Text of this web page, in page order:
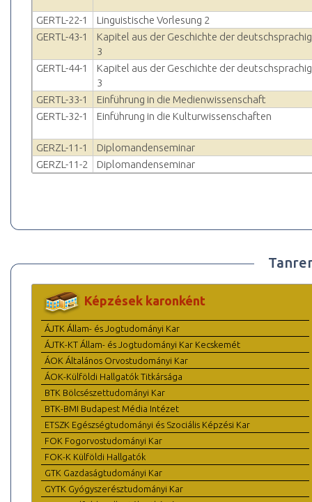
GERTL-22-1
Linguistische Vorlesung 2
GERTL-43-1
Kapitel aus der Geschichte der
3
GERTL-44-1
Kapitel aus der Geschichte der
3
GERTL-33-1
Einführung in die Medienwissenschaft
GERTL-32-1
Einführung in die Kulturwissenschaften
GERZL-11-1
Diplomandenseminar
GERZL-11-2
Diplomandenseminar
Képzések karonként
ÁJTK Állam- és Jogtudományi Kar
ÁJTK-KT Állam- és Jogtudományi Kar Kecskemét
ÁOK Általános Orvostudományi Kar
ÁOK-Külföldi Hallgatók Titkársága
BTK Bölcsészettudományi Kar
BTK-BMI Budapest Média Intézet
ETSZK Egészségtudományi és Szociális Képzési Kar
FOK Fogorvostudományi Kar
FOK-K Külföldi Hallgatók
GTK Gazdaságtudományi Kar
GYTK Gyógyszerésztudományi Kar